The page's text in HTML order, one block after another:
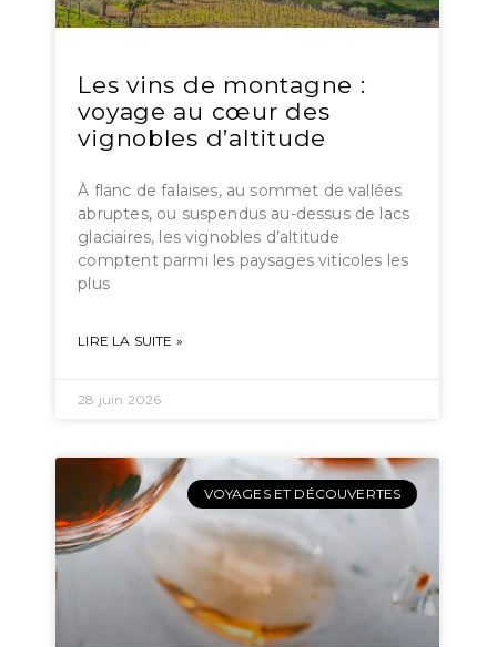
Les vins de montagne :
voyage au cœur des
vignobles d’altitude
À flanc de falaises, au sommet de vallées
abruptes, ou suspendus au-dessus de lacs
glaciaires, les vignobles d’altitude
comptent parmi les paysages viticoles les
plus
LIRE LA SUITE »
28 juin 2026
VOYAGES ET DÉCOUVERTES